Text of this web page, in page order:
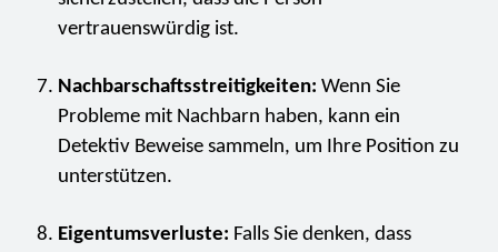
vertrauenswürdig ist.
Nachbarschaftsstreitigkeiten: Wenn Sie
Probleme mit Nachbarn haben, kann ein
Detektiv Beweise sammeln, um Ihre Position zu
unterstützen.
Eigentumsverluste: Falls Sie denken, dass